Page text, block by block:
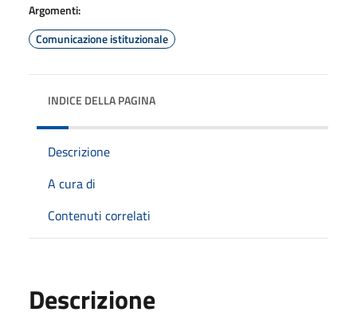
Argomenti:
Comunicazione istituzionale
INDICE DELLA PAGINA
Descrizione
A cura di
Contenuti correlati
Descrizione